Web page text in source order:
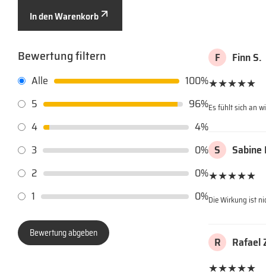
In den Warenkorb
Bewertung filtern
Alle
100%
5
96%
4
4%
3
0%
2
0%
1
0%
Bewertung abgeben
F
Finn S.
★★★★★
Es fühlt sich an
S
Sabine
★★★★★
Die Wirkung ist
R
Rafael
★★★★★